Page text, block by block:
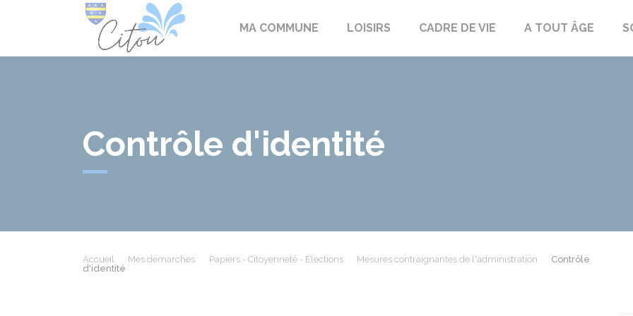
MA COMMUNE LOISIRS CADRE DE VIE A TOUT ÂGE
Contrôle d'identité
Accueil Mes démarches Papiers - Citoyenneté - Élections Mesures contraignantes de l'administration
Contrôle
d'identité